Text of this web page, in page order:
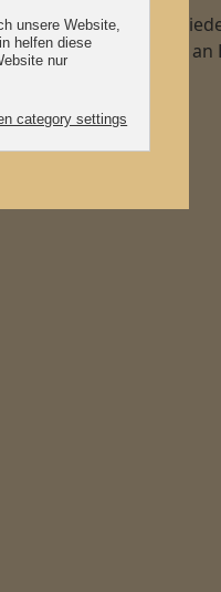
berichten, die wir
und Momente an